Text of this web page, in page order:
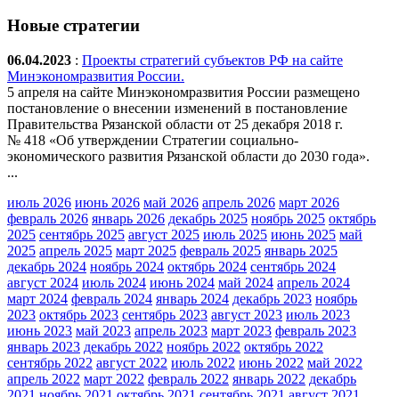
Новые стратегии
06.04.2023 : Проекты стратегий субъектов РФ на сайте
Минэкономразвития России.
5 апреля на сайте Минэкономразвития России размещено
постановление о внесении изменений в постановление
Правительства Рязанской области от 25 декабря 2018 г.
№ 418 «Об утверждении Стратегии социально-
экономического развития Рязанской области до 2030 года».
...
июль 2026 июнь 2026 май 2026 апрель 2026 март 2026
февраль 2026 январь 2026 декабрь 2025 ноябрь 2025 октябрь
2025 сентябрь 2025 август 2025 июль 2025 июнь 2025 май
2025 апрель 2025 март 2025 февраль 2025 январь 2025
декабрь 2024 ноябрь 2024 октябрь 2024 сентябрь 2024
август 2024 июль 2024 июнь 2024 май 2024 апрель 2024
март 2024 февраль 2024 январь 2024 декабрь 2023 ноябрь
2023 октябрь 2023 сентябрь 2023 август 2023 июль 2023
июнь 2023 май 2023 апрель 2023 март 2023 февраль 2023
январь 2023 декабрь 2022 ноябрь 2022 октябрь 2022
сентябрь 2022 август 2022 июль 2022 июнь 2022 май 2022
апрель 2022 март 2022 февраль 2022 январь 2022 декабрь